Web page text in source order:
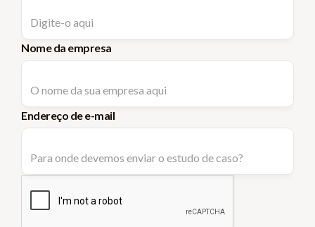
Nome da empresa
Endereço de e-mail